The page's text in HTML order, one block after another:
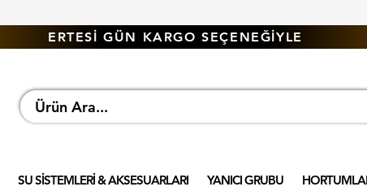
ERTESİ GÜN KARGO SEÇENEĞİYLE
SU SİSTEMLERİ & AKSESUARLARI YANICI GRUBU